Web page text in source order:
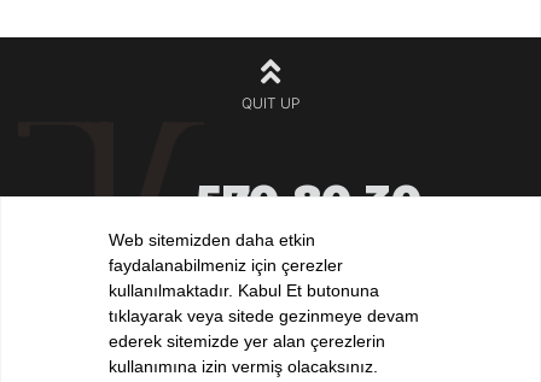
QUIT UP
570 80 30
+90 532532 32 32
iletisim@elvankilic.com
FOLLOW US !
Web sitemizden daha etkin
faydalanabilmeniz için çerezler
kullanılmaktadır. Kabul Et butonuna
tıklayarak veya sitede gezinmeye devam
ederek sitemizde yer alan çerezlerin
kullanımına izin vermiş olacaksınız.